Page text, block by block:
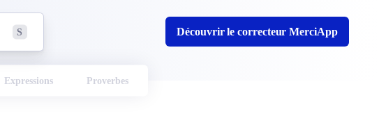
S Découvrir le correcteur MerciApp
Expressions Proverbes